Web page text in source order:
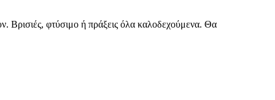
Βρισιές, φτύσιμο ή πράξεις όλα καλοδεχούμενα. Θα